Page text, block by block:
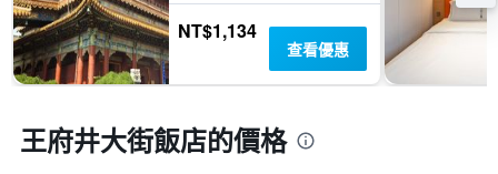
顯
示
房
間
平
均
NT$1,134
查看優惠
王府井大街飯店的價格